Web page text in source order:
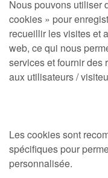
Nous pouvons utiliser
cookies » pour
recueillir les visites et
web, ce qui nous
services et fournir des
aux utilisateurs /
Les cookies sont
spécifiques pour
personnalisée.